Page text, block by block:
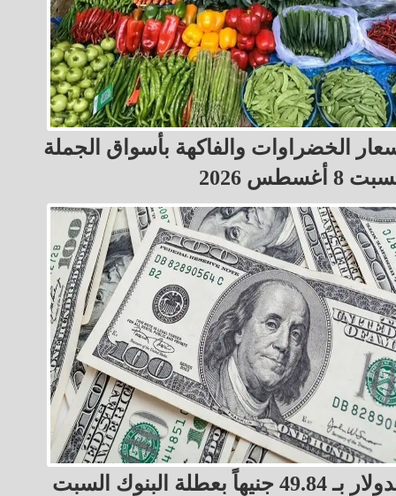
الخضراوات والفاكهة بأسواق الجملة
8 أغسطس 2026
الدولار بـ 49.84 جنيهاً بعطلة البنوك السبت